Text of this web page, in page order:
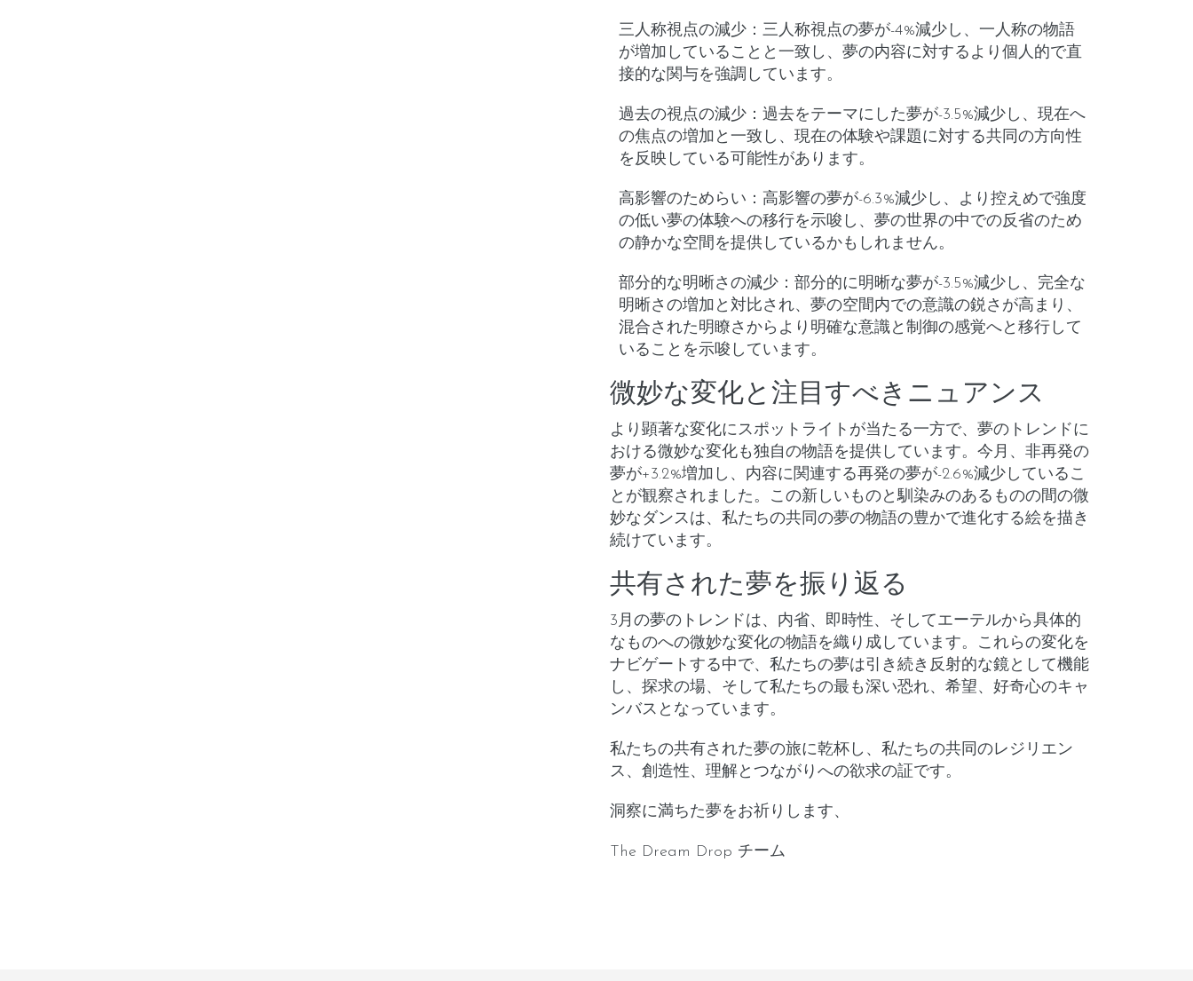
三人称視点の減少 ：三人称視点の夢が-4%減少し、一人称の物語
が増加していることと一致し、夢の内容に対するより個人的で直
接的な関与を強調しています。
過去の視点の減少 ：過去をテーマにした夢が-3.5%減少し、現在へ
の焦点の増加と一致し、現在の体験や課題に対する共同の方向性
を反映している可能性があります。
高影響のためらい ：高影響の夢が-6.3%減少し、より控えめで強度
の低い夢の体験への移行を示唆し、夢の世界の中での反省のため
の静かな空間を提供しているかもしれません。
部分的な明晰さの減少 ：部分的に明晰な夢が-3.5%減少し、完全な
明晰さの増加と対比され、夢の空間内での意識の鋭さが高まり、
混合された明瞭さからより明確な意識と制御の感覚へと移行して
いることを示唆しています。
微妙な変化と注目すべきニュアンス
より顕著な変化にスポットライトが当たる一方で、夢のトレンドに
おける微妙な変化も独自の物語を提供しています。今月、非再発の
夢が+3.2%増加し、内容に関連する再発の夢が-2.6%減少しているこ
とが観察されました。この新しいものと馴染みのあるものの間の微
妙なダンスは、私たちの共同の夢の物語の豊かで進化する絵を描き
続けています。
共有された夢を振り返る
3月の夢のトレンドは、内省、即時性、そしてエーテルから具体的
なものへの微妙な変化の物語を織り成しています。これらの変化を
ナビゲートする中で、私たちの夢は引き続き反射的な鏡として機能
し、探求の場、そして私たちの最も深い恐れ、希望、好奇心のキャ
ンバスとなっています。
私たちの共有された夢の旅に乾杯し、私たちの共同のレジリエン
ス、創造性、理解とつながりへの欲求の証です。
洞察に満ちた夢をお祈りします、
The Dream Drop チーム